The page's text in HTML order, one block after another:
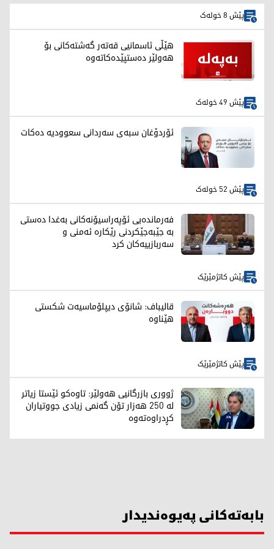
پێش 8 خولەک
هێڵی ئاسمانیی قەتەر گەشتەکانی بۆ
هەولێر دەستپێدەکاتەوە
پێش 49 خولەک
ئۆردۆغان سبەی سەردانی سعوودیە دەکات
پێش 52 خولەک
فەرماندەیی ئۆپەراسیۆنەکانی بەغدا دەستی
بە جێبەجێکردنی رێکارە ئەمنی و
سەربازییەکان کرد
پێش کاتژمێرێک
قالیباف: شانۆی دیپلۆماسیەت شکستی
هێناوە
پێش کاتژمێرێک
ژووری بازرگانیی هەولێر: تاوەکو ئێستا زیاتر
لە 250 هەزار تۆن گەنمی زیادی جووتیاران
کڕدراوەتەوە
بابەتەکانی پەیوەندیدار